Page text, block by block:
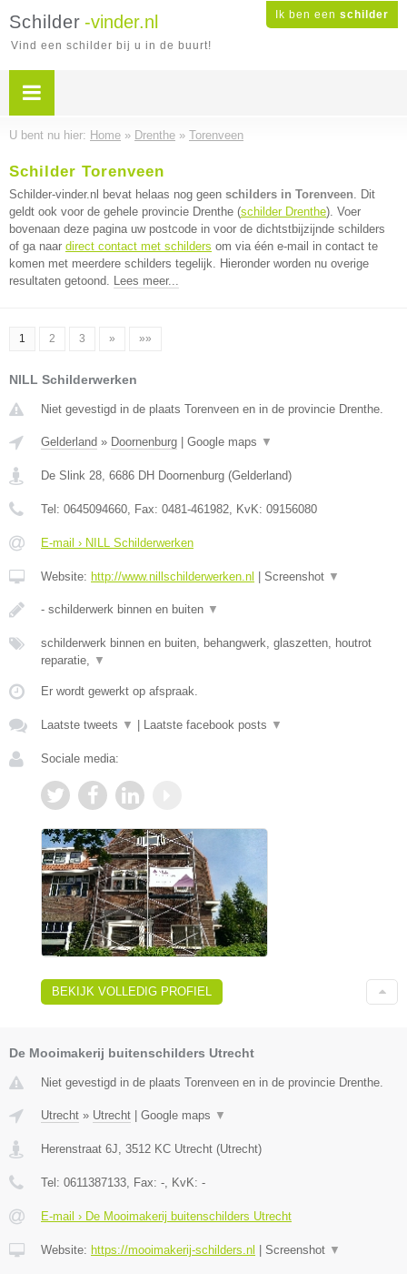
Ik ben een schilder
Schilder -vinder.nl
Vind een schilder bij u in de buurt!
U bent nu hier: Home » Drenthe » Torenveen
Schilder Torenveen
Schilder-vinder.nl bevat helaas nog geen schilders in Torenveen. Dit
geldt ook voor de gehele provincie Drenthe (schilder Drenthe). Voer
bovenaan deze pagina uw postcode in voor de dichtstbijzijnde schilders
of ga naar direct contact met schilders om via één e-mail in contact te
komen met meerdere schilders tegelijk. Hieronder worden nu overige
resultaten getoond. Lees meer...
1 2 3 » »»
NILL Schilderwerken
Niet gevestigd in de plaats Torenveen en in de provincie Drenthe.
Gelderland » Doornenburg Google maps ▼
De Slink 28, 6686 DH Doornenburg (Gelderland)
Tel: 0645094660, Fax: 0481-461982, KvK: 09156080
E-mail › NILL Schilderwerken
Website: http://www.nillschilderwerken.nl Screenshot ▼
- schilderwerk binnen en buiten ▼
schilderwerk binnen en buiten, behangwerk, glaszetten, houtrot
reparatie, ▼
Er wordt gewerkt op afspraak.
Laatste tweets ▼ Laatste facebook posts ▼
Sociale media:
BEKIJK VOLLEDIG PROFIEL
De Mooimakerij buitenschilders Utrecht
Niet gevestigd in de plaats Torenveen en in de provincie Drenthe.
Utrecht » Utrecht Google maps ▼
Herenstraat 6J 3512 KC Utrecht (Utrecht)
Tel: 0611387133 , Fax: - , KvK: -
E-mail › De Mooimakerij buitenschilders Utrecht
Website: https://mooimakerij-schilders.nl Screenshot ▼